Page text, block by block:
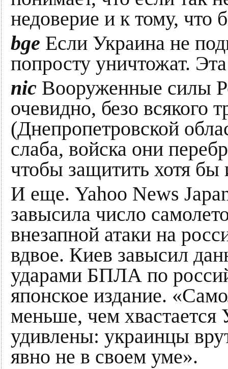
недоверие и к тому, что
bge Если Украина не
попросту уничтожат.
nic Вооруженные силы
очевидно, безо всякого
(Днепропетровской
слаба, войска они
чтобы защитить хотя
И еще. Yahoo News
завысила число
внезапной атаки на
вдвое. Киев завысил
ударами БПЛА по
японское издание.
меньше, чем
удивлены: украинцы
явно не в своем уме».